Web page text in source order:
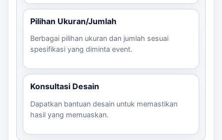
Pilihan Ukuran/Jumlah
Berbagai pilihan ukuran dan jumlah sesuai
spesifikasi yang diminta event.
Konsultasi Desain
Dapatkan bantuan desain untuk memastikan
hasil yang memuaskan.